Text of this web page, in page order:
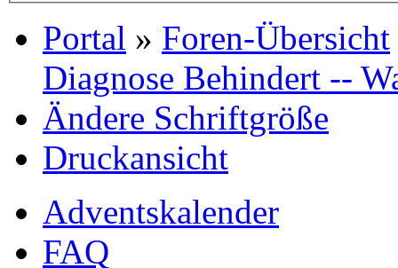
Portal » Foren-Übersicht
Diagnose Behindert --
Ändere Schriftgröße
Druckansicht
Adventskalender
FAQ